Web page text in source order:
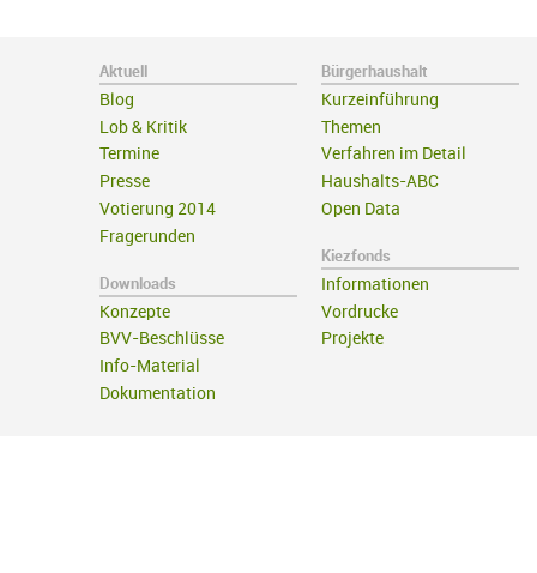
Aktuell
Blog
Lob & Kritik
Termine
Presse
Votierung 2014
Fragerunden
Downloads
Konzepte
BVV-Beschlüsse
Info-Material
Dokumentation
Bürgerhaushalt
Kurzeinführung
Themen
Verfahren im Detail
Haushalts-ABC
Open Data
Kiezfonds
Informationen
Vordrucke
Projekte